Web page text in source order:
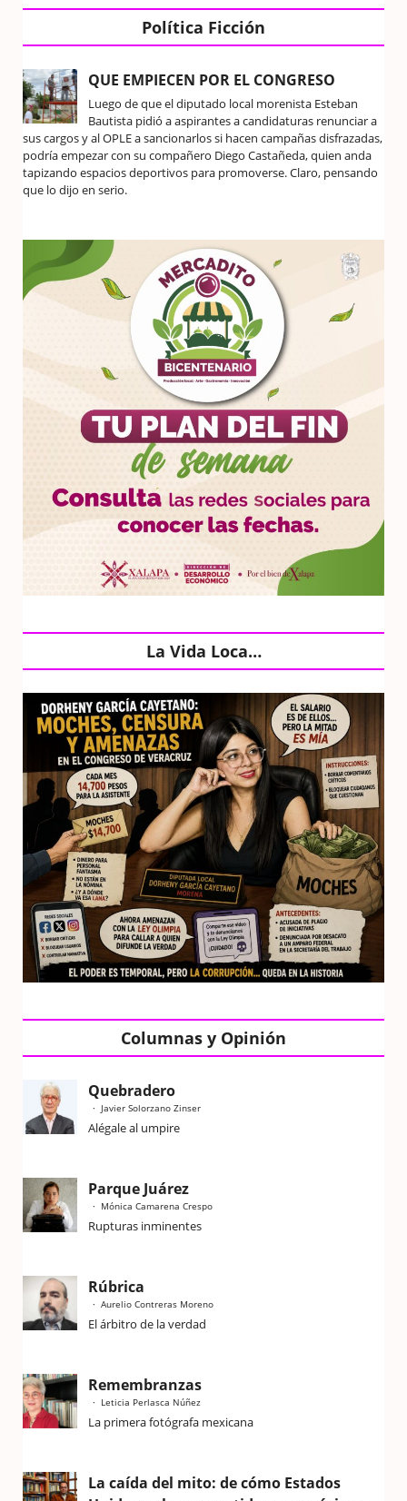
Política Ficción
QUE EMPIECEN POR EL CONGRESO
Luego de que el diputado local morenista Esteban
Bautista pidió a aspirantes a candidaturas renunciar a
sus cargos y al OPLE a sancionarlos si hacen campañas disfrazadas,
podría empezar con su compañero Diego Castañeda, quien anda
tapizando espacios deportivos para promoverse. Claro, pensando
que lo dijo en serio.
La Vida Loca…
Columnas y Opinión
Quebradero
Javier Solorzano Zinser
Alégale al umpire
Parque Juárez
Mónica Camarena Crespo
Rupturas inminentes
Rúbrica
Aurelio Contreras Moreno
El árbitro de la verdad
Remembranzas
Leticia Perlasca Núñez
La primera fotógrafa mexicana
La caída del mito: de cómo Estados